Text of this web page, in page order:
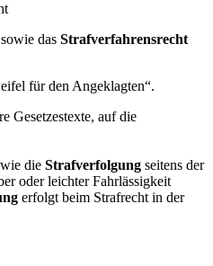
das Strafverfahrensrecht
für den Angeklagten“.
Gesetzestexte, auf die
die Strafverfolgung seitens der
oder leichter Fahrlässigkeit
erfolgt beim Strafrecht in der